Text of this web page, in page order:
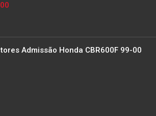
Admissão Honda CBR600F 99-00